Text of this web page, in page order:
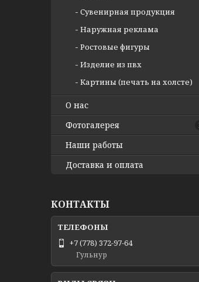
Сувенирная продукция
Наружная реклама
Ростовые фигуры
Изделие из пвх
Картины (печать на холсте)
О нас
Фотогалерея
Наши работы
Доставка и оплата
КОНТАКТЫ
+7 (778) 372-97-64
Гульнур